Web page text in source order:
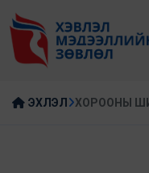
ЭХЛЭЛ ХОРООНЫ